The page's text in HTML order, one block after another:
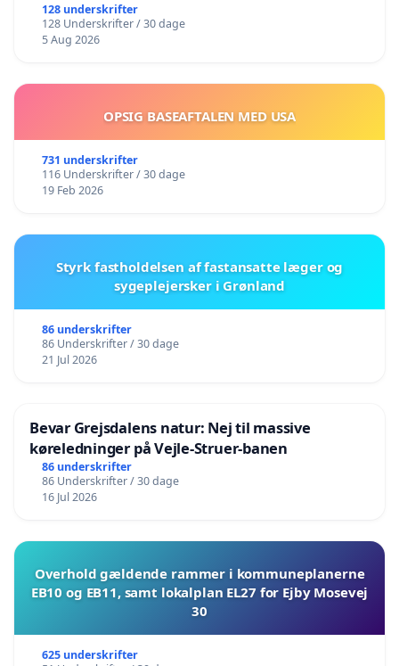
128 underskrifter
128 Underskrifter / 30 dage
5 Aug 2026
OPSIG BASEAFTALEN MED USA
731 underskrifter
116 Underskrifter / 30 dage
19 Feb 2026
Styrk fastholdelsen af fastansatte læger og
sygeplejersker i Grønland
86 underskrifter
86 Underskrifter / 30 dage
21 Jul 2026
Bevar Grejsdalens natur: Nej til massive
køreledninger på Vejle-Struer-banen
86 underskrifter
86 Underskrifter / 30 dage
16 Jul 2026
Overhold gældende rammer i kommuneplanerne
EB10 og EB11, samt lokalplan EL27 for Ejby Mosevej
30
625 underskrifter